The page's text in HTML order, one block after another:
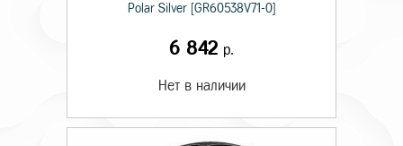
Polar Silver [GR60538V71-0]
6 842 р.
Нет в наличии